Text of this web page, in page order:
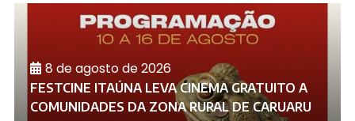
8 de agosto de 2026
FESTCINE ITAÚNA LEVA CINEMA GRATUITO A
COMUNIDADES DA ZONA RURAL DE CARUARU